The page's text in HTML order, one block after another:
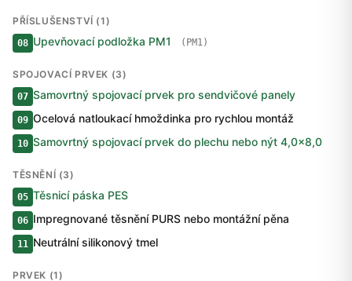
PŘÍSLUŠENSTVÍ (1)
08 Upevňovací podložka PM1 (PM1)
SPOJOVACÍ PRVEK (3)
07 Samovrtný spojovací prvek pro sendvičové panely
09 Ocelová natloukací hmoždinka pro rychlou montáž
10 Samovrtný spojovací prvek do plechu nebo nýt 4,0×8,0
TĚSNĚNÍ (3)
05 Těsnicí páska PES
06 Impregnované těsnění PURS nebo montážní pěna
11 Neutrální silikonový tmel
PRVEK (1)